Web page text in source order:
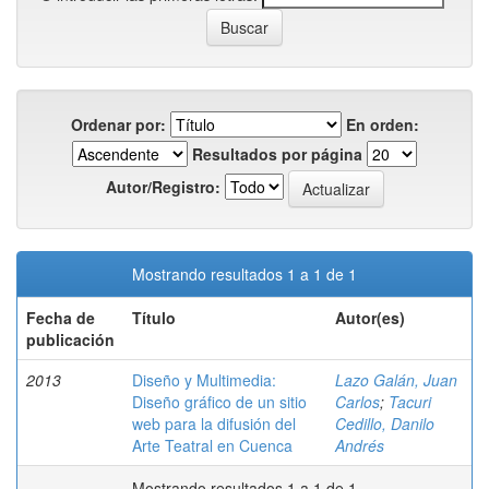
Ordenar por:
En orden:
Resultados por página
Autor/Registro:
Mostrando resultados 1 a 1 de 1
Fecha de
publicación
Título Autor(es)
2013
Diseño y Multimedia:
Diseño gráfico de un sitio
web para la difusión del
Arte Teatral en Cuenca
Lazo Galán, Juan
Carlos; Tacuri
Cedillo, Danilo
Andrés